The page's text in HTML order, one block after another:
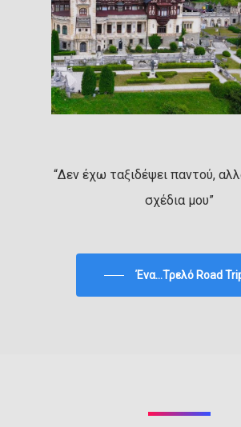
“Δεν έχω ταξιδέψει παντού,
σχέδια μου”
Ένα...Τρελό Road